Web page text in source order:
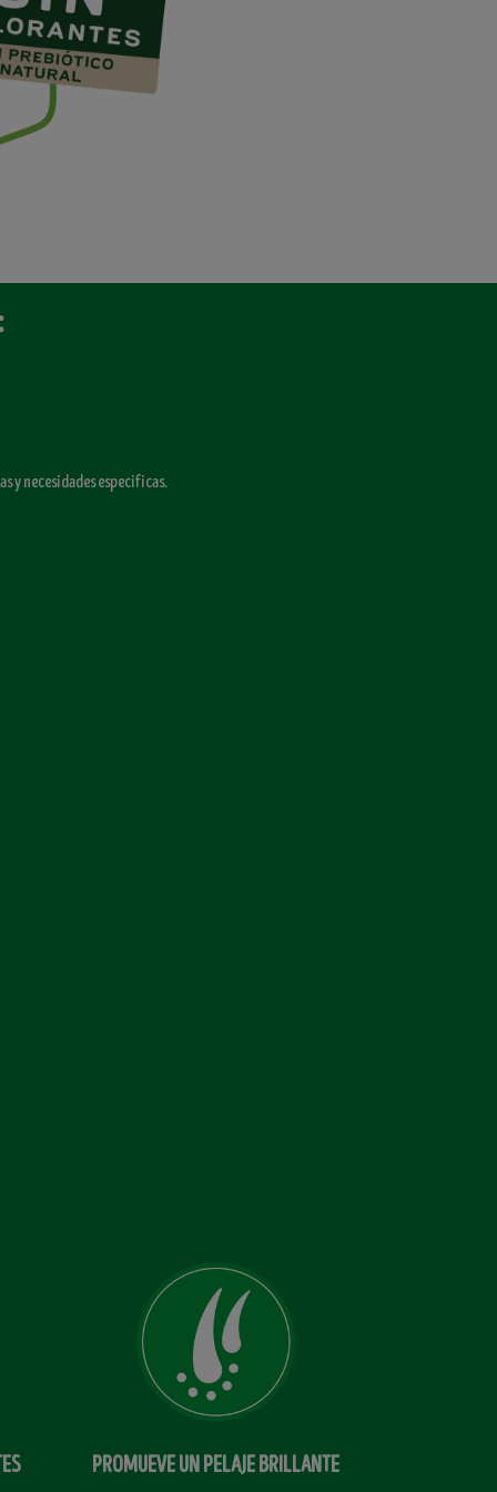
y necesidades especificas.
PROMUEVE UN PELAJE BRILLANTE